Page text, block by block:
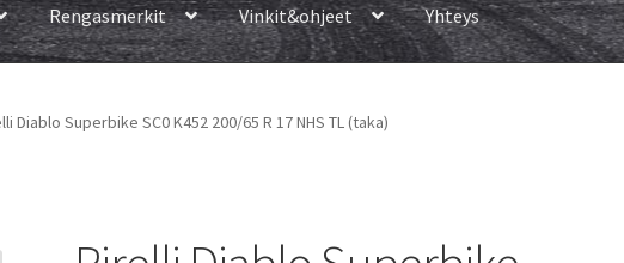
Rengasmerkit Vinkit&ohjeet Yhteys
Diablo Superbike SC0 K452 200/65 R 17 NHS TL (taka)